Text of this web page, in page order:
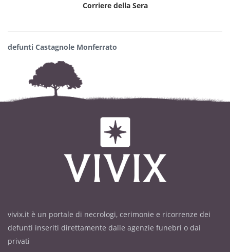
Corriere della Sera
defunti Castagnole Monferrato
vivix.it è un portale di necrologi, cerimonie e ricorrenze dei
defunti inseriti direttamente dalle agenzie funebri o dai
privati